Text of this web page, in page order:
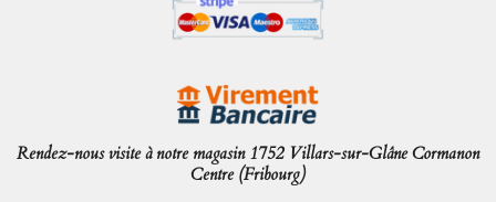
Rendez-nous visite à notre magasin 1752 Villars-sur-Glâne Cormanon
Centre (Fribourg)